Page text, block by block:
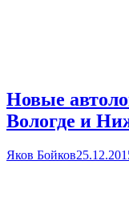
Новые
Вологде и
Яков Бойков